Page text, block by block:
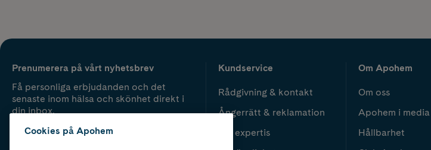
Prenumerera på vårt nyhetsbrev
Få personliga erbjudanden och det
senaste inom hälsa och skönhet direkt i
din inbox.
Kundservice
Rådgivning & kontakt
Ångerrätt & reklamation
Vår expertis
Om Apohem
Om oss
Apohem i media
Hållbarhet
Cookies på Apohem